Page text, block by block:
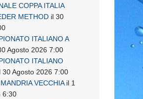
COPPA ITALIA
METHOD il 30
ITALIANO A
Agosto 2026 7:00
ITALIANO
30 Agosto 2026 7:00
MANDRIA VECCHIAil 1
6:30